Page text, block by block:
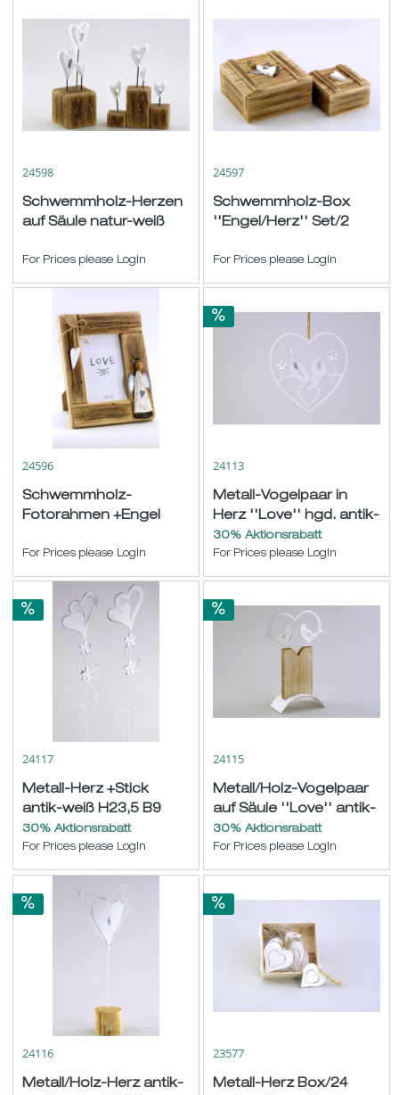
24598
Schwemmholz-Herzen
auf Säule natur-weiß
B12,5/7cm
For Prices please LogIn
24597
Schwemmholz-Box
''Engel/Herz'' Set/2
B12/17cm
For Prices please LogIn
24596
Schwemmholz-
Fotorahmen +Engel
H23 B18cm
For Prices please LogIn
24113
Metall-Vogelpaar in
Herz ''Love'' hgd. antik-
weiß 15,5x14,5cm
30% Aktionsrabatt
For Prices please LogIn
24117
Metall-Herz +Stick
antik-weiß H23,5 B9
L49cm
30% Aktionsrabatt
For Prices please LogIn
24115
Metall/Holz-Vogelpaar
auf Säule ''Love'' antik-
weiß-natur H22 B15cm
30% Aktionsrabatt
For Prices please LogIn
24116
Metall/Holz-Herz antik-
23577
Metall-Herz Box/24